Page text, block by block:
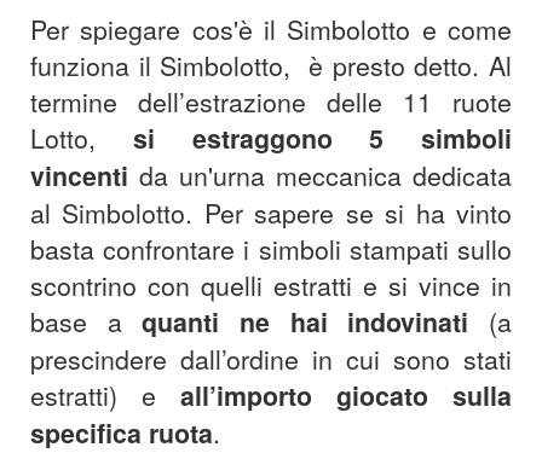
Per spiegare cos'è il Simbolotto e come
funziona il Simbolotto, è presto detto. Al
termine dell’estrazione delle 11 ruote
Lotto, si estraggono 5 simboli
vincenti da un'urna meccanica dedicata
al Simbolotto. Per sapere se si ha vinto
basta confrontare i simboli stampati sullo
scontrino con quelli estratti e si vince in
base aquanti ne hai indovinati (a
prescindere dall’ordine in cui sono stati
estratti) e all’importo giocato sulla
specifica ruota.